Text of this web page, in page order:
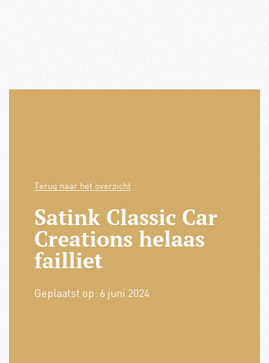
Terug naar het overzicht
Satink Classic Car
Creations helaas
failliet
Geplaatst op: 6 juni 2024